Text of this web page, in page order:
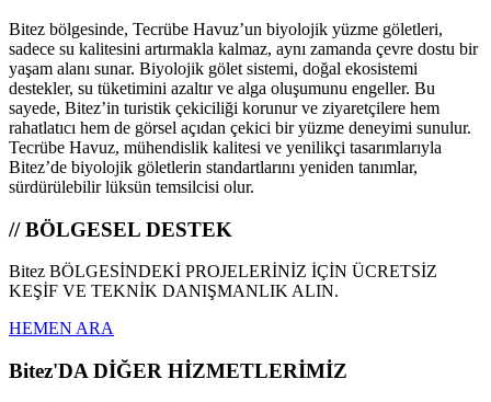
Bitez bölgesinde, Tecrübe Havuz’un biyolojik yüzme göletleri,
sadece su kalitesini artırmakla kalmaz, aynı zamanda çevre dostu bir
yaşam alanı sunar. Biyolojik gölet sistemi, doğal ekosistemi
destekler, su tüketimini azaltır ve alga oluşumunu engeller. Bu
sayede, Bitez’in turistik çekiciliği korunur ve ziyaretçilere hem
rahatlatıcı hem de görsel açıdan çekici bir yüzme deneyimi sunulur.
Tecrübe Havuz, mühendislik kalitesi ve yenilikçi tasarımlarıyla
Bitez’de biyolojik göletlerin standartlarını yeniden tanımlar,
sürdürülebilir lüksün temsilcisi olur.
// BÖLGESEL DESTEK
Bitez BÖLGESİNDEKİ PROJELERİNİZ İÇİN ÜCRETSİZ
KEŞİF VE TEKNİK DANIŞMANLIK ALIN.
HEMEN ARA
Bitez'DA DİĞER HİZMETLERİMİZ